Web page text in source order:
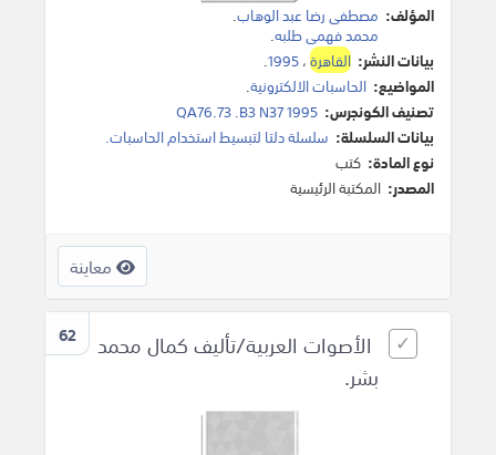
المؤلف: مصطفى رضا عبد الوهاب.
محمد فهمى طلبه.
بيانات النشر: القاهرة،1995
.
المواضيع: الحاسبات الالكترونية.
تصنيف الكونجرس: QA76.73 .B3 N37 1995
بيانات السلسلة: سلسلة دلتا لتبسيط استخدام الحاسبات.
نوع المادة: كتب
المصدر: المكتبة الرئيسية
معاينة
62
الأصوات العربية/تأليف كمال محمد
بشر.